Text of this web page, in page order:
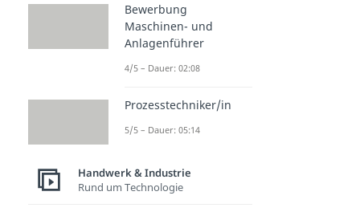
Bewerbung
Maschinen- und
Anlagenführer
4/5 – Dauer: 02:08
Prozesstechniker/in
5/5 – Dauer: 05:14
Handwerk & Industrie
Rund um Technologie